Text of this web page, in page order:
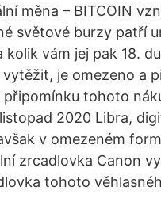
měna – BITCOIN
světové burzy patří
vám jej pak 18.
je omezeno a
tohoto
2020 Libra,
v omezeném
zrcadlovka Canon
tohoto